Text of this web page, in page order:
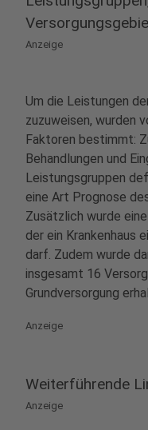
Anzeige
Um die Leistungen
zuzuweisen, wurden
Faktoren bestimmt:
Behandlungen und
Leistungsgruppen
eine Art Prognose
Zusätzlich wurde
der ein Krankenhaus
darf. Zudem wurde
insgesamt 16
Grundversorgung
Anzeige
Weiterführende
Anzeige